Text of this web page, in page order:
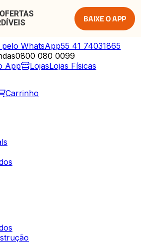
BAIXE O APP
WhatsApp55 41 74031865
0800 080 0099
App LojasLojas Físicas
Carrinho